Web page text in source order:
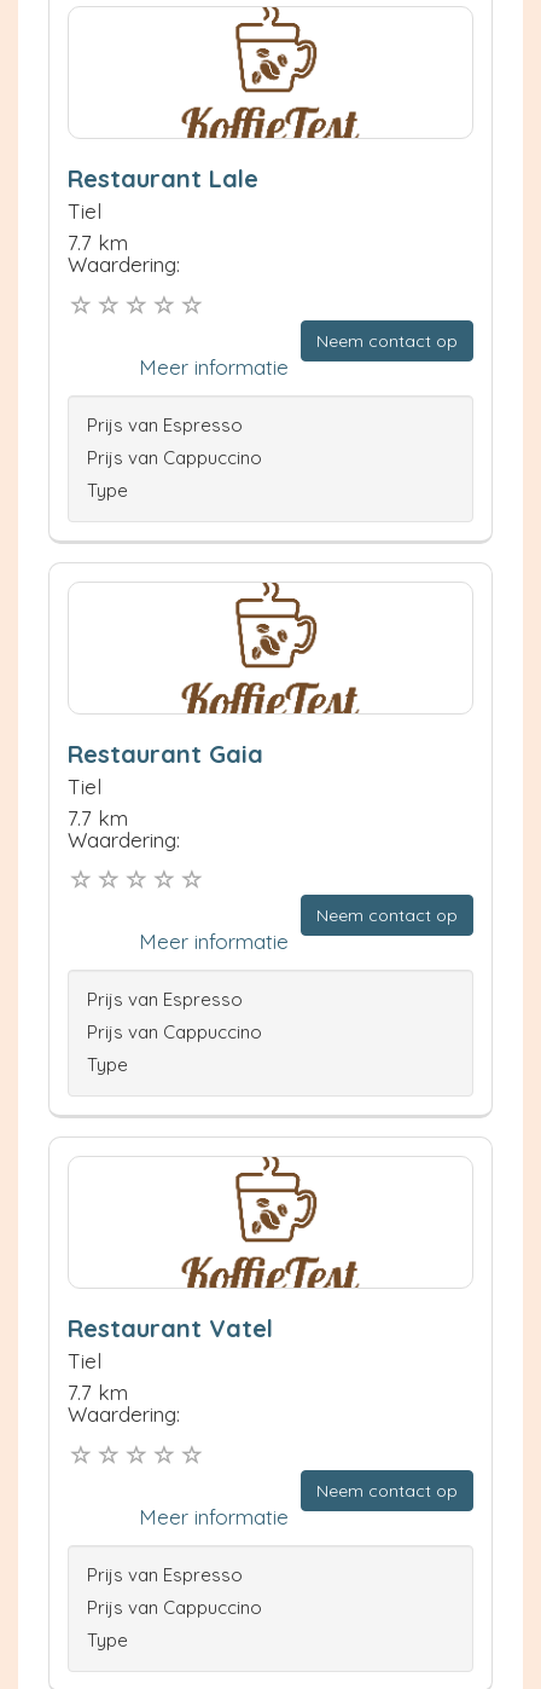
Restaurant Lale
Tiel
7.7 km
Waardering:
Neem contact op
Meer informatie
Prijs van Espresso
Prijs van Cappuccino
Type
Restaurant Gaia
Tiel
7.7 km
Waardering:
Neem contact op
Meer informatie
Prijs van Espresso
Prijs van Cappuccino
Type
Restaurant Vatel
Tiel
7.7 km
Waardering:
Neem contact op
Meer informatie
Prijs van Espresso
Prijs van Cappuccino
Type